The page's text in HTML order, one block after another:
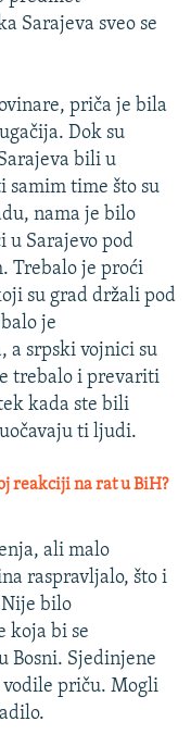
Sarajeva sveo se
priča je bila
Dok su
bili u
samim time što su
nama je bilo
u Sarajevo pod
Trebalo je proći
su grad držali pod
je
srpski vojnici su
trebalo i prevariti
kada ste bili
ti ljudi.
reakciji na rat u BiH?
ali malo
raspravljalo, što i
bilo
koja bi se
Bosni. Sjedinjene
priču. Mogli